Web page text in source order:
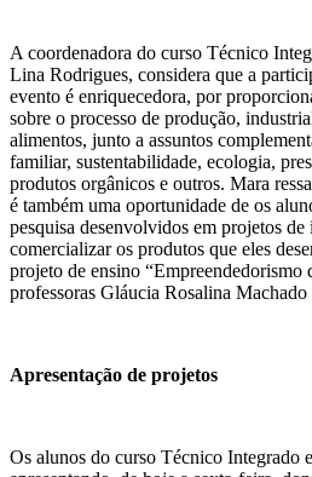
A coordenadora do curso Técnico
Lina Rodrigues, considera que a
evento é enriquecedora, por
sobre o processo de produção,
alimentos, junto a assuntos
familiar, sustentabilidade, ecologia,
produtos orgânicos e outros. Mara
é também uma oportunidade de os
pesquisa desenvolvidos em projetos
comercializar os produtos que eles
projeto de ensino “Empreendedorismo
professoras Gláucia Rosalina
Apresentação de projetos
Os alunos do curso Técnico Integrado